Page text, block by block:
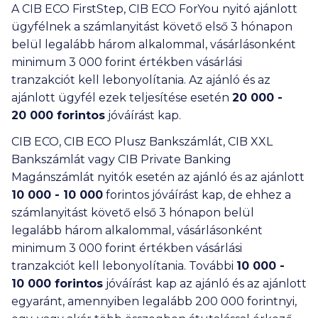
ismételt kérdéseketis!
A CIB ECO FirstStep, CIB ECO ForYou nyitó ajánlott
ügyfélnek a számlanyitást követő első 3 hónapon
belül legalább három alkalommal, vásárlásonként
minimum 3 000 forint értékben vásárlási
tranzakciót kell lebonyolítania. Az ajánló és az
ajánlott ügyfél ezek teljesítése esetén 20 000 -
20 000 forintos jóváírást kap.
CIB ECO, CIB ECO Plusz Bankszámlát, CIB XXL
Bankszámlát vagy CIB Private Banking
Magánszámlát nyitók esetén az ajánló és az ajánlott
10 000 - 10 000 forintos jóváírást kap, de ehhez a
számlanyitást követő első 3 hónapon belül
legalább három alkalommal, vásárlásonként
minimum 3 000 forint értékben vásárlási
tranzakciót kell lebonyolítania. További 10 000 -
10 000 forintos jóváírást kap az ajánló és az ajánlott
egyaránt, amennyiben legalább 200 000 forintnyi,